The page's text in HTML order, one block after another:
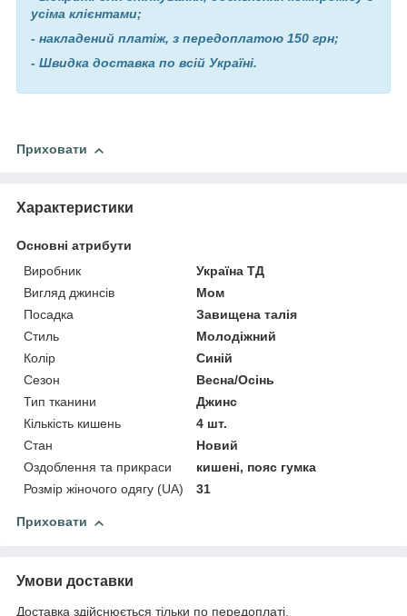
усіма клієнтами;
- накладений платіж, з передоплатою 150 грн;
- Швидка доставка по всій Україні.
Приховати
Характеристики
Основні атрибути
Виробник
Україна ТД
Вигляд джинсів
Мом
Посадка
Завищена талія
Стиль
Молодіжний
Колір
Синій
Сезон
Весна/Осінь
Тип тканини
Джинс
Кількість кишень
4 шт.
Стан
Новий
Оздоблення та прикраси
кишені, пояс гумка
Розмір жіночого одягу (UA)
31
Приховати
Умови доставки
Доставка здійснюється тільки по передоплаті.